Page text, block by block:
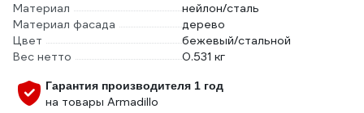
Материал
нейлон/сталь
Материал фасада
дерево
Цвет
бежевый/стальной
Вес нетто
0.531 кг
Гарантия производителя 1 год
на товары Armadillo